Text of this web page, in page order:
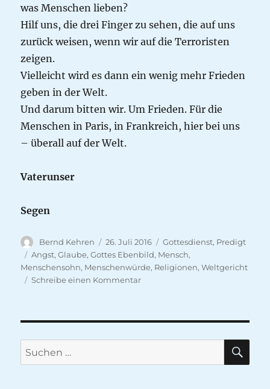
was Menschen lieben?
Hilf uns, die drei Finger zu sehen, die auf uns
zurück weisen, wenn wir auf die Terroristen
zeigen.
Vielleicht wird es dann ein wenig mehr Frieden
geben in der Welt.
Und darum bitten wir. Um Frieden. Für die
Menschen in Paris, in Frankreich, hier bei uns
– überall auf der Welt.
Vaterunser
Segen
Autor
Bernd Kehren
Veröffentlicht
am
26. Juli 2016 Kategorien
Gottesdienst, Predigt
Schlagwörter
Angst,Glaube,Gottes Ebenbild, Mensch,
Menschensohn, Menschenwürde, Religionen,Weltgericht
Schreibe einen Kommentarzu
Suche
nach: